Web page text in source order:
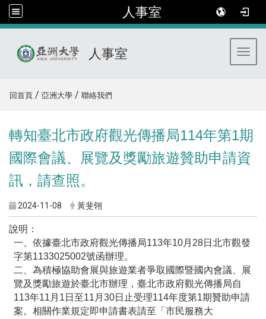
人事室
人事室
回首頁 / 亞洲大學 / 聯絡我們
轉知臺北市政府觀光傳播局114年第1期
國際會議、展覽及獎勵旅遊贊助申請資
訊，請查照。
2024-11-08 黃斐翎
說明：
一、依據臺北市政府觀光傳播局113年10月28日北市觀發
字第1133025002號函辦理。
二、為積極協助會展與旅遊業者爭取國際暨國內會議、展
覽及獎勵旅遊於臺北市辦理，臺北市政府觀光傳播局自
113年11月1日至11月30日止受理114年度第1期贊助申請
案。相關作業規定即申請書表請至「市民服務大